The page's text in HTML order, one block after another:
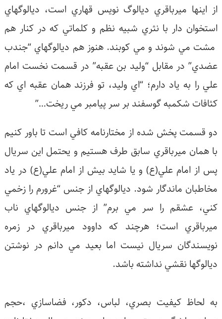
اينها ميرباقري ديالوگ نويس قهاري است، ديالوگهاي
دار با نثري شبيه نظم و كلماتي كه در كنار هم
مي شوند و مي كوبند. هنوز هم ديالوگهاي “جندب
در مقابل “وليد بن عقبه” در قسمت نخست امام
را به ياد دارم؛ “اي وليد، تو فرزند همان عقبه اي كه
شكمبه گوسفند بر سر پيامبر مي ريخت…”
قسمت پخش شده از مختارنامه كافي است تا باور كنيم
همان ميرباقري سابق طرف هستيم و يحتمل اين سريال
از امام علي(ع) و يا شايد بيش از امام علي(ع) در ياد
ماندگار شود. ديالوگهاي از جنس “غرورم را زخمي
عشقم را سر مي برم” از جنس ديالوگهاي ناب
است؛ هرچند كه داوود ميرباقري در زمره
سريال نيست اما بعيد مي دانم در نوشتن
نقشي نداشته باشد.
لحاظ كيفيت بصري، لباس، دكور، فضاسازي ،حجم